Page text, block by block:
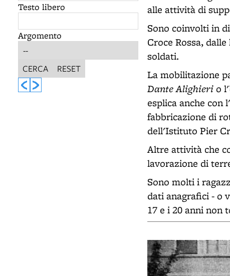
Testo libero
Argomento
CERCA RESET
alle attività di
Sono coinvolti in
Croce Rossa,
soldati.
La mobilitazione
Dante Alighieri o l'
esplica anche
fabbricazione di
dell'Istituto Pier
Altre attività che
lavorazione di
Sono molti i
dati anagrafici - o
17 e i 20 anni non